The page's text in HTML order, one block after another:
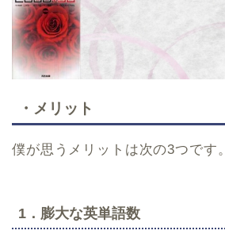
・メリット
僕が思うメリットは次の3つです。
1．膨大な英単語数